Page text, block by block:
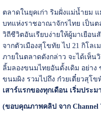
ตลาดในยุคเก่า ริมฝั่งแม่น้ำยม
บทแห่งราชอาณาจักรไทย เป็น
วิถีชีวิตอันเรียบง่ายให้ผู้มาเยือน
จากตัวเมืองสุโขทัย ไป 21 กิโล
ภายในตลาดดังกล่าว จะได้เห็
ลิ้มลองขนมไทยอันดั้งเดิม อย่า
ขนมผิง รวมไปถึง ก๋วยเตี๋ยวสุโข
เสาร์แรกของทุกเดือน เริ่มประม
(ขอบคุณภาพคลิป จาก Channel